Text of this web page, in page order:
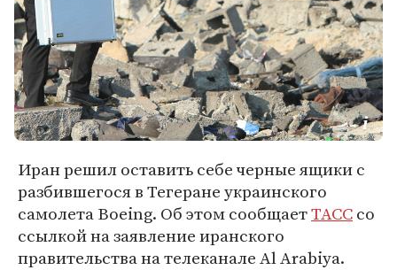
Иран решил оставить себе черные ящики с
разбившегося в Тегеране украинского
самолета Boeing. Об этом сообщаетТАССсо
ссылкой на заявление иранского
правительства на телеканале Al Arabiya.